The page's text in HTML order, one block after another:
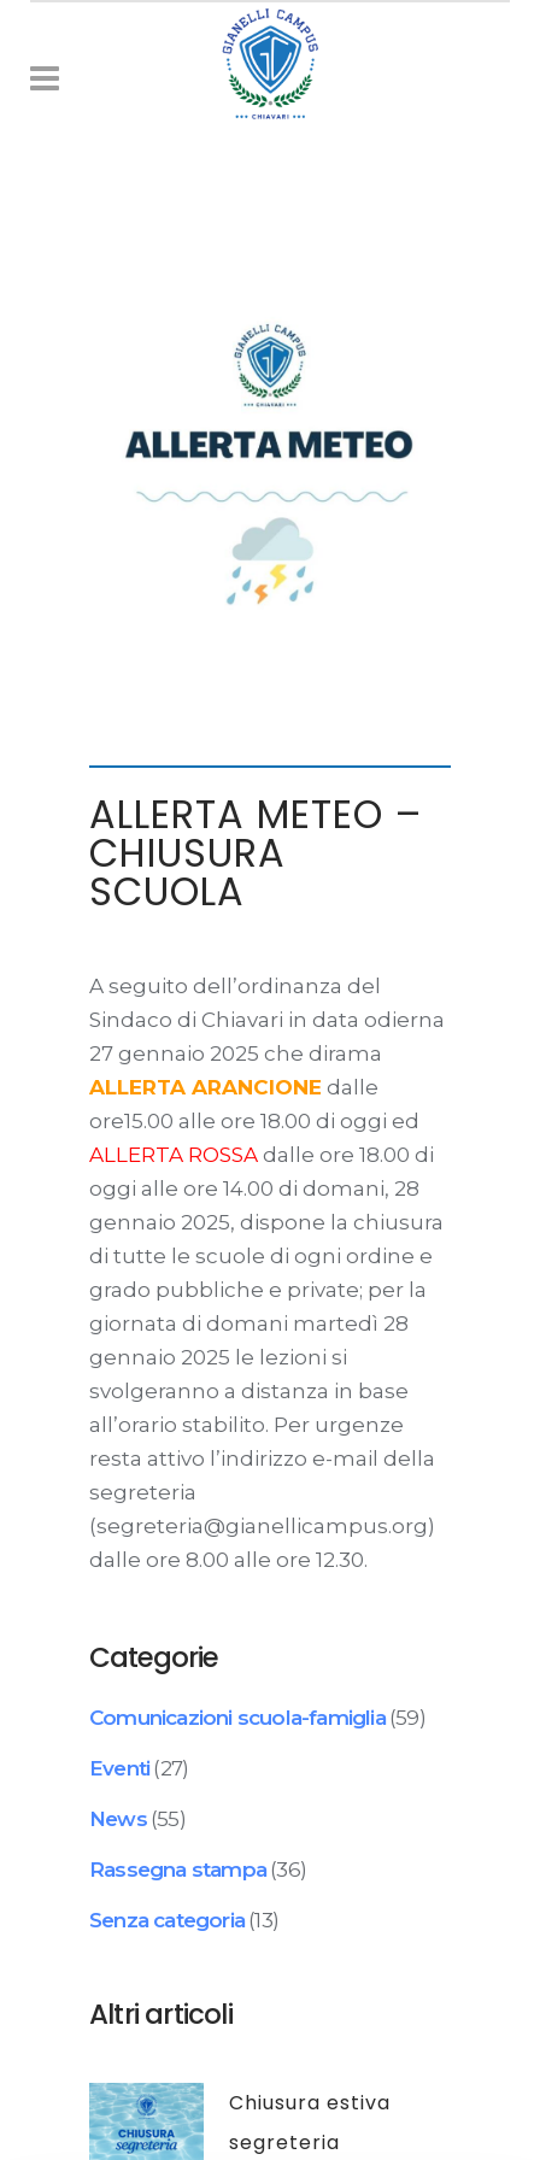
ALLERTA METEO –
CHIUSURA
SCUOLA
A seguito dell’ordinanza del
Sindaco di Chiavari in data odierna
27 gennaio 2025 che dirama
ALLERTA ARANCIONE dalle
ore15.00 alle ore 18.00 di oggi ed
ALLERTA ROSSA dalle ore 18.00 di
oggi alle ore 14.00 di domani, 28
gennaio 2025, dispone la chiusura
di tutte le scuole di ogni ordine e
grado pubbliche e private; per la
giornata di domani martedì 28
gennaio 2025 le lezioni si
svolgeranno a distanza in base
all’orario stabilito. Per urgenze
resta attivo l’indirizzo e-mail della
segreteria
(segreteria@gianellicampus.org)
dalle ore 8.00 alle ore 12.30.
Categorie
Comunicazioni scuola-famiglia(59)
Eventi(27)
News(55)
Rassegna stampa(36)
Senza categoria(13)
Altri articoli
Chiusura estiva
segreteria